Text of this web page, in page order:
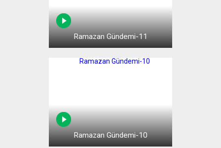
MÜNAZARAT OKULU
Ramazan Gündemi-11
Ramazan Gündemi-10